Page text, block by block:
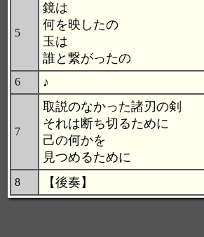
5
鏡は
何を映したの
玉は
誰と繋がったの
6 ♪
7
取説のなかった諸刃の剣
それは断ち切るために
己の何かを
見つめるために
8 【後奏】